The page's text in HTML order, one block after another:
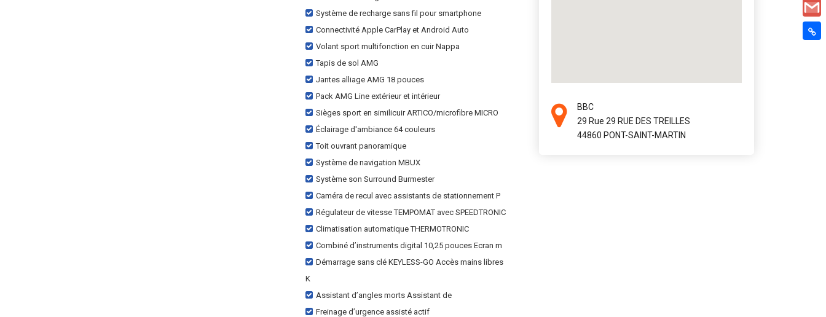
Système de recharge sans fil pour smartphone
Connectivité Apple CarPlay et Android Auto
Volant sport multifonction en cuir Nappa
Tapis de sol AMG
Jantes alliage AMG 18 pouces
Pack AMG Line extérieur et intérieur
Sièges sport en similicuir ARTICO/microfibre MICRO
Éclairage d'ambiance 64 couleurs
Toit ouvrant panoramique
Système de navigation MBUX
Système son Surround Burmester
Caméra de recul avec assistants de stationnement P
Régulateur de vitesse TEMPOMAT avec SPEEDTRONIC
Climatisation automatique THERMOTRONIC
Combiné d’instruments digital 10,25 pouces Ecran m
Démarrage sans clé KEYLESS-GO Accès mains libres
K
Assistant d’angles morts Assistant de
Freinage d’urgence assisté actif
BBC
29 Rue 29 RUE DES TREILLES
44860 PONT-SAINT-MARTIN